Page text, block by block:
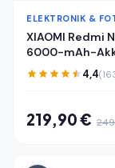
ELEKTRONIK &
XIAOMI Redmi
6000-mAh-
6,77" FHD+4,4
219,90 €